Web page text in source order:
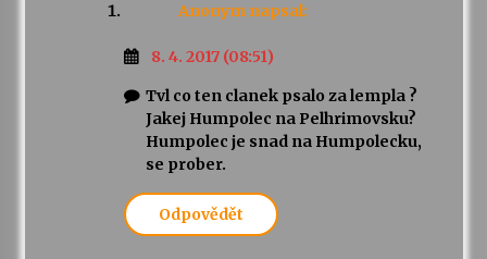
Anonym napsal:
8. 4. 2017 (08:51)
Tvl co ten clanek psalo za lempla ?
Jakej Humpolec na Pelhrimovsku?
Humpolec je snad na Humpolecku,
se prober.
Odpovědět